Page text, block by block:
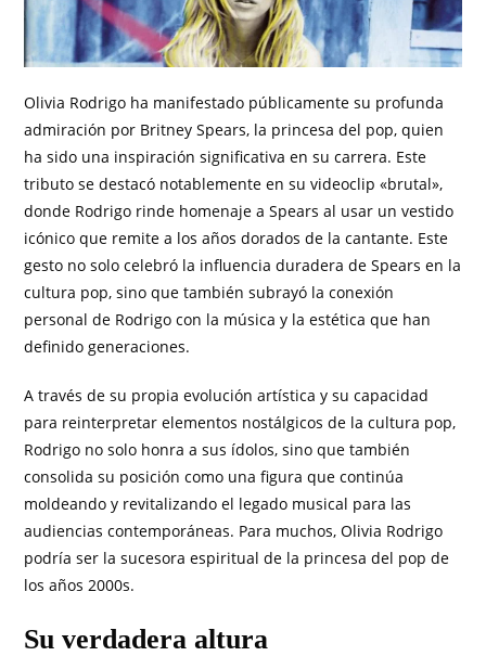
Olivia Rodrigo ha manifestado públicamente su profunda
admiración por Britney Spears, la princesa del pop, quien
ha sido una inspiración significativa en su carrera. Este
tributo se destacó notablemente en su videoclip «brutal»,
donde Rodrigo rinde homenaje a Spears al usar un vestido
icónico que remite a los años dorados de la cantante. Este
gesto no solo celebró la influencia duradera de Spears en la
cultura pop, sino que también subrayó la conexión
personal de Rodrigo con la música y la estética que han
definido generaciones.
A través de su propia evolución artística y su capacidad
para reinterpretar elementos nostálgicos de la cultura pop,
Rodrigo no solo honra a sus ídolos, sino que también
consolida su posición como una figura que continúa
moldeando y revitalizando el legado musical para las
audiencias contemporáneas. Para muchos, Olivia Rodrigo
podría ser la sucesora espiritual de la princesa del pop de
los años 2000s.
Su verdadera altura